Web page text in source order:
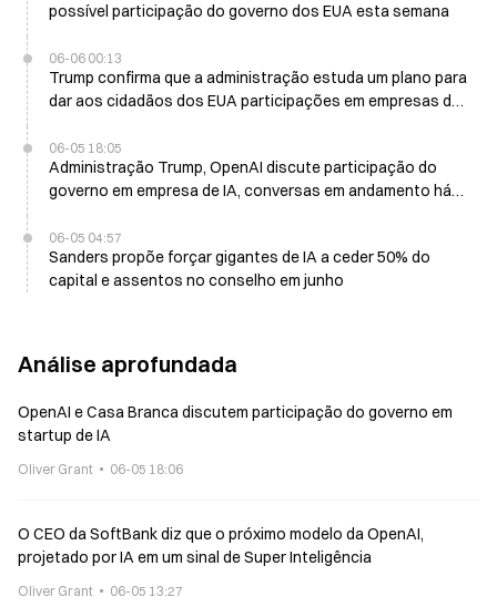
possível participação do governo dos EUA esta semana
06-06 00:13
Trump confirma que a administração estuda um plano para
dar aos cidadãos dos EUA participações em empresas de
06-05 18:05
Administração Trump, OpenAI discute participação do
governo em empresa de IA, conversas em andamento há
06-05 04:57
Sanders propõe forçar gigantes de IA a ceder 50% do
capital e assentos no conselho em junho
Análise aprofundada
OpenAI e Casa Branca discutem participação do governo em
startup de IA
Oliver Grant 06-05 18:06
O CEO da SoftBank diz que o próximo modelo da OpenAI,
projetado por IA em um sinal de Super Inteligência
Oliver Grant 06-05 13:27